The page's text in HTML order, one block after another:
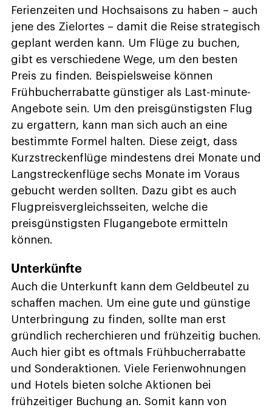
Ferienzeiten und Hochsaisons zu haben – auch
jene des Zielortes – damit die Reise strategisch
geplant werden kann. Um Flüge zu buchen,
gibt es verschiedene Wege, um den besten
Preis zu finden. Beispielsweise können
Frühbucherrabatte günstiger als Last-minute-
Angebote sein. Um den preisgünstigsten Flug
zu ergattern, kann man sich auch an eine
bestimmte Formel halten. Diese zeigt, dass
Kurzstreckenflüge mindestens drei Monate und
Langstreckenflüge sechs Monate im Voraus
gebucht werden sollten. Dazu gibt es auch
Flugpreisvergleichsseiten, welche die
preisgünstigsten Flugangebote ermitteln
können.
Unterkünfte
Auch die Unterkunft kann dem Geldbeutel zu
schaffen machen. Um eine gute und günstige
Unterbringung zu finden, sollte man erst
gründlich recherchieren und frühzeitig buchen.
Auch hier gibt es oftmals Frühbucherrabatte
und Sonderaktionen. Viele Ferienwohnungen
und Hotels bieten solche Aktionen bei
frühzeitiger Buchung an. Somit kann von